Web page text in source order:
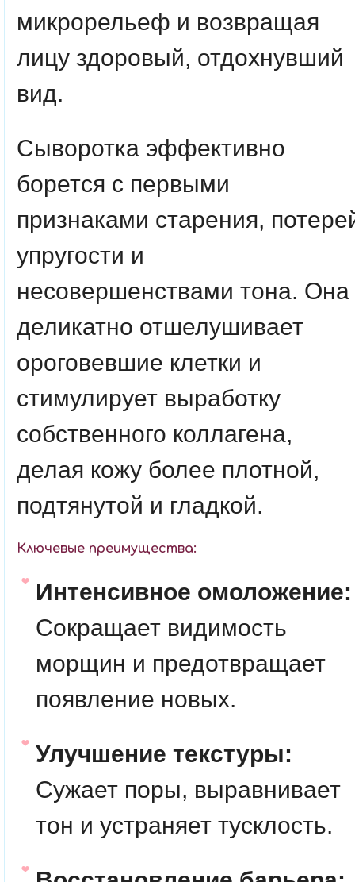
микрорельеф и возвращая
лицу здоровый, отдохнувший
вид.
Сыворотка эффективно
борется с первыми
признаками старения,
упругости и
несовершенствами тона. Она
деликатно отшелушивает
ороговевшие клетки и
стимулирует выработку
собственного коллагена,
делая кожу более плотной,
подтянутой и гладкой.
Ключевые преимущества:
Интенсивное омоложение:
Сокращает видимость
морщин и предотвращает
появление новых.
Улучшение текстуры:
Сужает поры, выравнивает
тон и устраняет тусклость.